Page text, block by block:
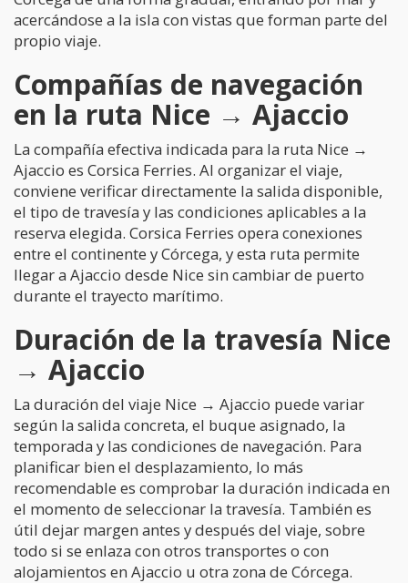
acercándose a la isla con vistas que forman parte del
propio viaje.
Compañías de navegación
en la ruta Nice → Ajaccio
La compañía efectiva indicada para la ruta Nice →
Ajaccio es Corsica Ferries. Al organizar el viaje,
conviene verificar directamente la salida disponible,
el tipo de travesía y las condiciones aplicables a la
reserva elegida. Corsica Ferries opera conexiones
entre el continente y Córcega, y esta ruta permite
llegar a Ajaccio desde Nice sin cambiar de puerto
durante el trayecto marítimo.
Duración de la travesía Nice
→ Ajaccio
La duración del viaje Nice → Ajaccio puede variar
según la salida concreta, el buque asignado, la
temporada y las condiciones de navegación. Para
planificar bien el desplazamiento, lo más
recomendable es comprobar la duración indicada en
el momento de seleccionar la travesía. También es
útil dejar margen antes y después del viaje, sobre
todo si se enlaza con otros transportes o con
alojamientos en Ajaccio u otra zona de Córcega.